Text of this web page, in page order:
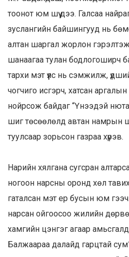
тоонот юм шүү дээ. Галсаа
зуслангийн байшингууд нь
алтан шаргал жорлон
шанаагаа тулан бодлогоширч
тархи мэт үүлс нь сэмжилж,
чогчиго исгэрч, хатсан аргалын
нойрсож байдаг “Үнээдэй
шиг төсөөлөлд автан намрын
туулсаар зорьсон газраа хүрэв.
Нарийн хялгана сугсран
ногоон нарсны оронд хөл
гаталсан мэт ер бусын юм
нарсан ойгоосоо жилийн
хамгийн цэнгэг агаар
Балжаараа далайд гарцтай